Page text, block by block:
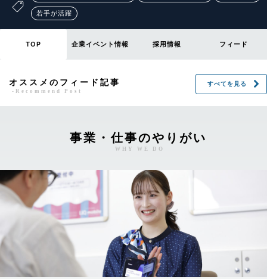
若手が活躍
TOP 企業イベント情報 採用情報 フィード
オススメのフィード記事
-Recommend Post
すべてを見る
事業・仕事のやりがい
WHY WE DO